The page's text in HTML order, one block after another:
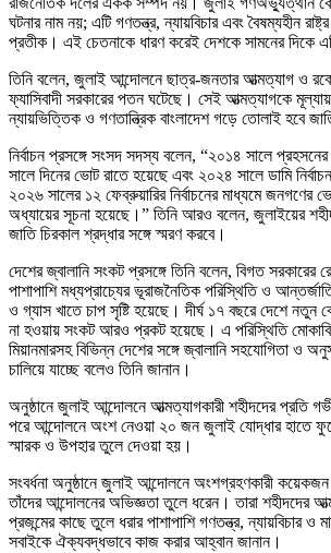
ঘটনার নাম নয়; এটি গণতন্ত্র, ন্যায়বিচার এবং বৈষম্যহীন
প্রতীক। এই চেতনাকে ধারণ করেই দেশকে সামনের দিকে
তিনি বলেন, জুলাই আন্দোলনে ছাত্র-জনতার আত্মত্যাগ ও
ফ্যাসিবাদী সরকারের পতন ঘটেছে। সেই আত্মত্যাগকে
ন্যায়ভিত্তিক ও গণতান্ত্রিক বাংলাদেশ গড়ে তোলাই হবে
নির্বাচন প্রসঙ্গে সংসদ সদস্য বলেন, “২০১৪ সালে প্রহসনের
সালে দিনের ভোট রাতে হয়েছে এবং ২০২৪ সালে ডামি
২০২৬ সালের ১২ ফেব্রুয়ারির নির্বাচনের মাধ্যমে জনগণের
অধ্যায়ের সূচনা হয়েছে।” তিনি আরও বলেন, জুলাইয়ের
জাতি চিরকাল শ্রদ্ধার সঙ্গে স্মরণ করবে।
দেশের জ্বালানি সংকট প্রসঙ্গে তিনি বলেন, বিগত সরকারের
পাশাপাশি মধ্যপ্রাচ্যের ভূরাজনৈতিক পরিস্থিতি ও
ও গ্যাস খাতে চাপ সৃষ্টি হয়েছে। দীর্ঘ ১৭ বছরে দেশে
না হওয়ায় সংকট আরও প্রকট হয়েছে। এ পরিস্থিতি
মিয়ানমারসহ বিভিন্ন দেশের সঙ্গে জ্বালানি সহযোগিতা ও
চালিয়ে যাচ্ছে বলেও তিনি জানান।
অনুষ্ঠানে জুলাই আন্দোলনে আত্মত্যাগকারী শহীদদের প্রতি
পরে আন্দোলনে অংশ নেওয়া ২০ জন জুলাই যোদ্ধার হাতে
স্মারক ও উপহার তুলে দেওয়া হয়।
সংবর্ধনা অনুষ্ঠানে জুলাই আন্দোলনে অংশগ্রহণকারী কয়েকজন
তাঁদের আন্দোলনের অভিজ্ঞতা তুলে ধরেন। তারা শহীদদের
প্রজন্মের কাছে তুলে ধরার পাশাপাশি গণতন্ত্র, ন্যায়বিচার ও
সবাইকে ঐক্যবদ্ধভাবে কাজ করার আহ্বান জানান।